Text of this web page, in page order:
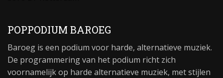
POPPODIUM BAROEG
Baroeg is een podium voor harde, alternatieve muziek.
De programmering van het podium richt zich
voornamelijk op harde alternatieve muziek, met stijlen